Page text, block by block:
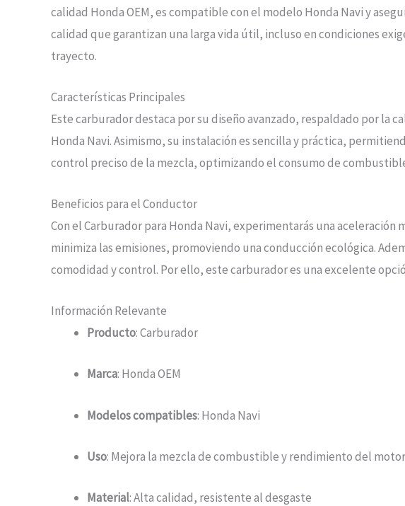
calidad Honda OEM, es compatible con el modelo Honda Navi y
calidad que garantizan una larga vida útil, incluso en condiciones
trayecto.
Características Principales
Este carburador destaca por su diseño avanzado, respaldado por la
Honda Navi. Asimismo, su instalación es sencilla y práctica,
control preciso de la mezcla, optimizando el consumo de
Beneficios para el Conductor
Con el Carburador para Honda Navi, experimentarás una
minimiza las emisiones, promoviendo una conducción ecológica.
comodidad y control. Por ello, este carburador es una excelente
Información Relevante
Producto: Carburador
Marca: Honda OEM
Modelos compatibles: Honda Navi
Uso: Mejora la mezcla de combustible y rendimiento del motor
Material: Alta calidad, resistente al desgaste